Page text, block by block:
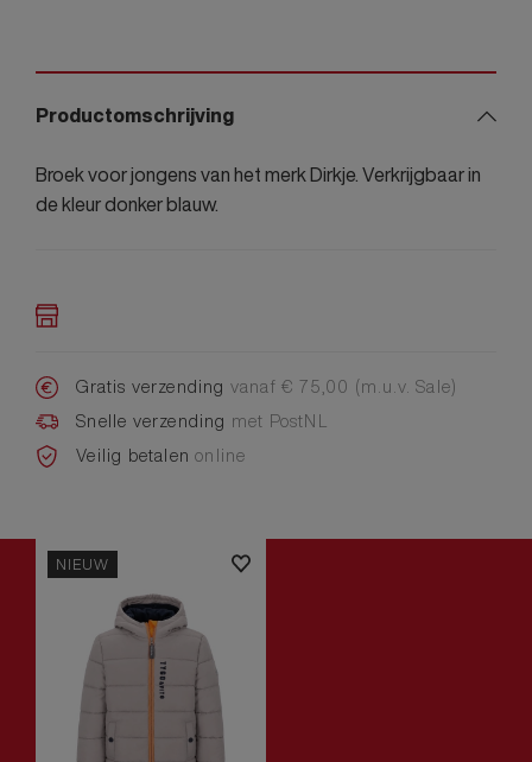
Productomschrijving
Broek voor jongens van het merk Dirkje. Verkrijgbaar in
de kleur donker blauw.
Gratis verzending vanaf € 75,00 (m.u.v. Sale)
Snelle verzending met PostNL
Veilig betalenonline
NIEUW